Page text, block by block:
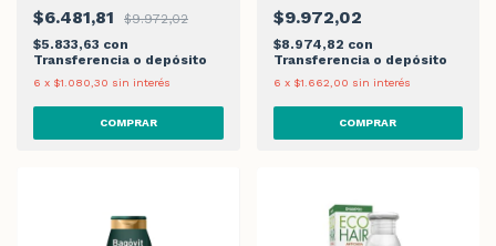
$6.481,81
$9.972,02
$5.833,63 con
Transferencia o depósito
6 x $1.080,30 sin interés
$9.972,02
$8.974,82 con
Transferencia o depósito
6 x $1.662,00 sin interés